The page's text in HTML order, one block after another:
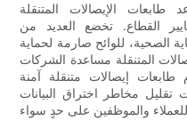
طابعات الإيصالات المتنقلة
القطاع. تخضع العديد من
الصحية، للوائح صارمة لحماية
المتنقلة مساعدة الشركات
طابعات إيصالات متنقلة آمنة
تقليل مخاطر اختراق البيانات